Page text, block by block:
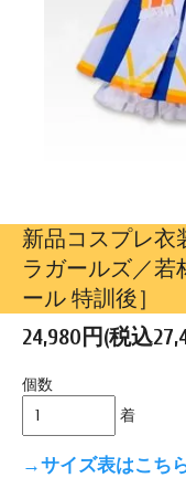
新品コスプレ衣
ラガールズ／若
ール 特訓後］
24,980円(税込
個数
着
→サイズ表はこちら